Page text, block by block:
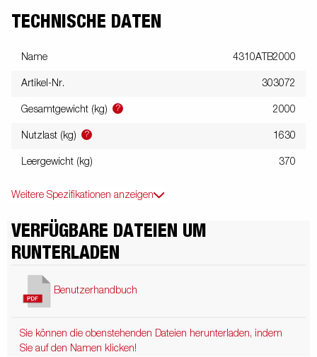
TECHNISCHE DATEN
Name 4310ATB2000
Artikel-Nr. 303072
Gesamtgewicht (kg) ? 2000
Nutzlast (kg) ? 1630
Leergewicht (kg) 370
Weitere Spezifikationen anzeigen
VERFÜGBARE DATEIEN UM
RUNTERLADEN
Benutzerhandbuch
Sie können die obenstehenden Dateien herunterladen, indem
Sie auf den Namen klicken!